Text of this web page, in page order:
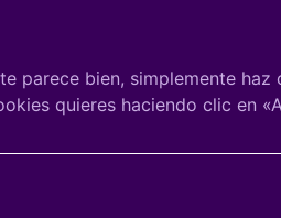
2019
parece bien, simplemente
quieres haciendo clic en